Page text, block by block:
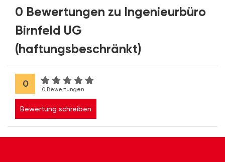
0 Bewertungen zu Ingenieurbüro
Birnfeld UG
(haftungsbeschränkt)
0
0 Bewertungen
Bewertung schreiben